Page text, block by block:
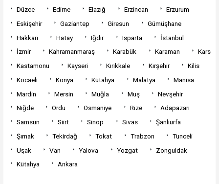
Düzce
Edirne Elazığ Erzincan
Erzurum
Eskişehir
Gaziantep Giresun
Gümüşhane
Hakkari
Hatay Iğdır Isparta
İstanbul
İzmir
Kahramanmaraş Karabük Karaman
Kars
Kastamonu
Kayseri Kırıkkale Kırşehir
Kilis
Kocaeli
Konya Kütahya Malatya
Manisa
Mardin
Mersin Muğla Muş
Nevşehir
Niğde
Ordu Osmaniye Rize
Adapazarı
Samsun
Siirt Sinop Sivas
Şanlıurfa
Şırnak
Tekirdağ Tokat Trabzon
Tunceli
Uşak
Van Yalova Yozgat
Zonguldak
Kütahya
Ankara